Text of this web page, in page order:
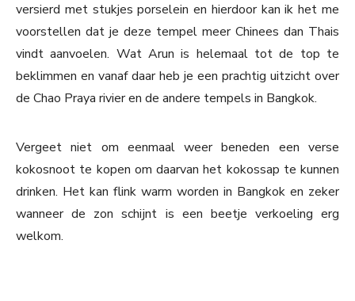
versierd met stukjes porselein en hierdoor kan ik het me
voorstellen dat je deze tempel meer Chinees dan Thais
vindt aanvoelen. Wat Arun is helemaal tot de top te
beklimmen en vanaf daar heb je een prachtig uitzicht over
de Chao Praya rivier en de andere tempels in Bangkok.
Vergeet niet om eenmaal weer beneden een verse
kokosnoot te kopen om daarvan het kokossap te kunnen
drinken. Het kan flink warm worden in Bangkok en zeker
wanneer de zon schijnt is een beetje verkoeling erg
welkom.